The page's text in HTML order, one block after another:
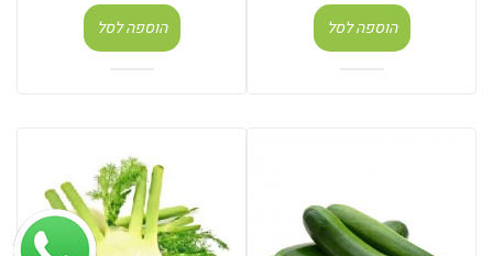
הוספה לסל הוספה לסל